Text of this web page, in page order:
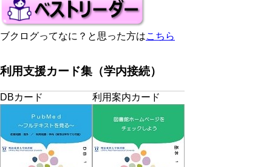
ブクログってなに？と思った方はこちら
利用支援カード集（学内接続）
DBカード 利用案内カード